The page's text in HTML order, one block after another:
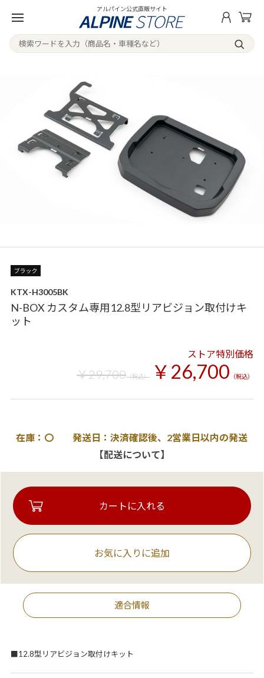
アルパイン公式直販サイト
KTX-H3005BK
N-BOX カスタム専用12.8型リアビジョン取付けキ
ット
ストア特別価格
￥29,700（税込） ￥26,700 （税込）
在庫：〇 発送日：決済確認後、2営業日以内の発送
【配送について】
お気に入りに追加
適合情報
■12.8型リアビジョン取付けキット